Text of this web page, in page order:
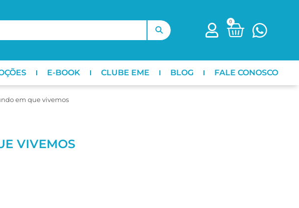
0
E-BOOK CLUBE EME BLOG FALE CONOSCO
em que vivemos
VIVEMOS